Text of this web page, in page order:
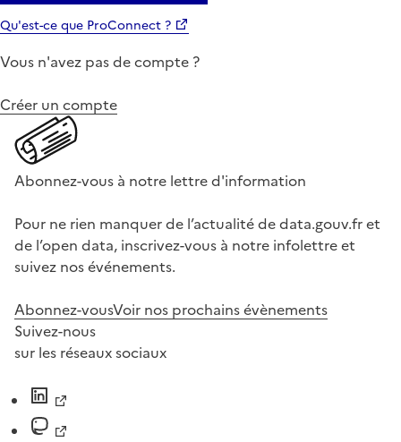
Qu'est-ce que ProConnect ?
Vous n'avez pas de compte ?
Créer un compte
Abonnez-vous à notre lettre d'information
Pour ne rien manquer de l’actualité de data.gouv.fr et
de l’open data, inscrivez-vous à notre infolettre et
suivez nos événements.
Abonnez-vousVoir nos prochains évènements
Suivez-nous
sur les réseaux sociaux